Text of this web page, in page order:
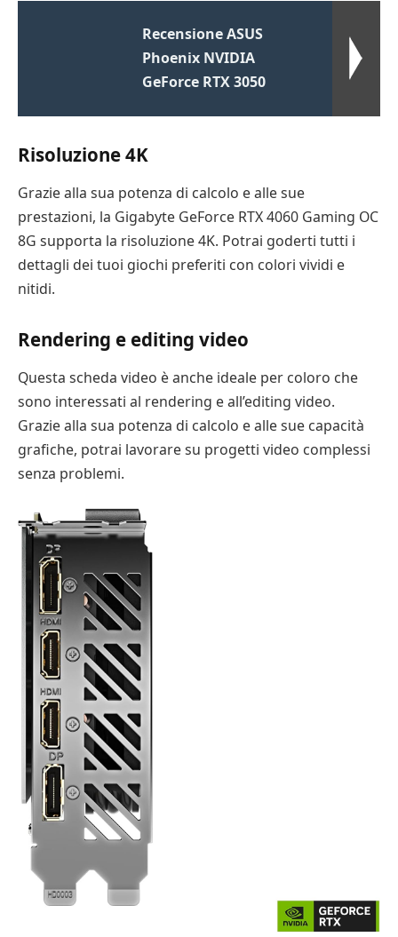
Recensione ASUS
Phoenix NVIDIA
GeForce RTX 3050
Risoluzione 4K
Grazie alla sua potenza di calcolo e alle sue
prestazioni, la Gigabyte GeForce RTX 4060 Gaming OC
8G supporta la risoluzione 4K. Potrai goderti tutti i
dettagli dei tuoi giochi preferiti con colori vividi e
nitidi.
Rendering e editing video
Questa scheda video è anche ideale per coloro che
sono interessati al rendering e all’editing video.
Grazie alla sua potenza di calcolo e alle sue capacità
grafiche, potrai lavorare su progetti video complessi
senza problemi.